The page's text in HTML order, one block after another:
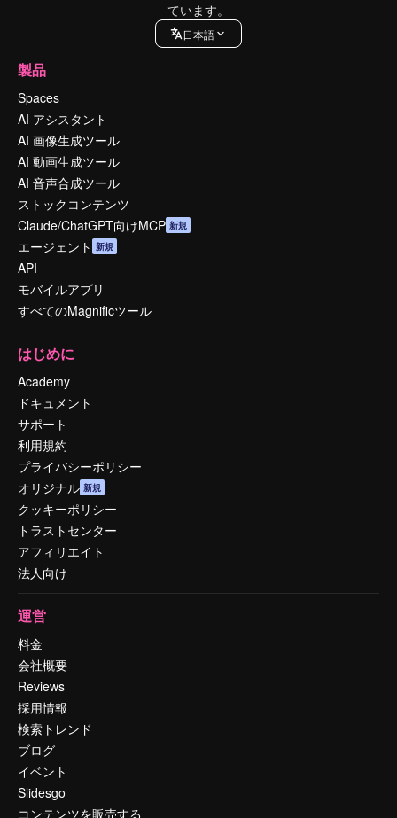
ています。
日本語
製品
Spaces
AI アシスタント
AI 画像生成ツール
AI 動画生成ツール
AI 音声合成ツール
ストックコンテンツ
Claude/ChatGPT向けMCP 新規
エージェント 新規
API
モバイルアプリ
すべてのMagnificツール
はじめに
Academy
ドキュメント
サポート
利用規約
プライバシーポリシー
オリジナル 新規
クッキーポリシー
トラストセンター
アフィリエイト
法人向け
運営
料金
会社概要
Reviews
採用情報
検索トレンド
ブログ
イベント
Slidesgo
コンテンツを販売する